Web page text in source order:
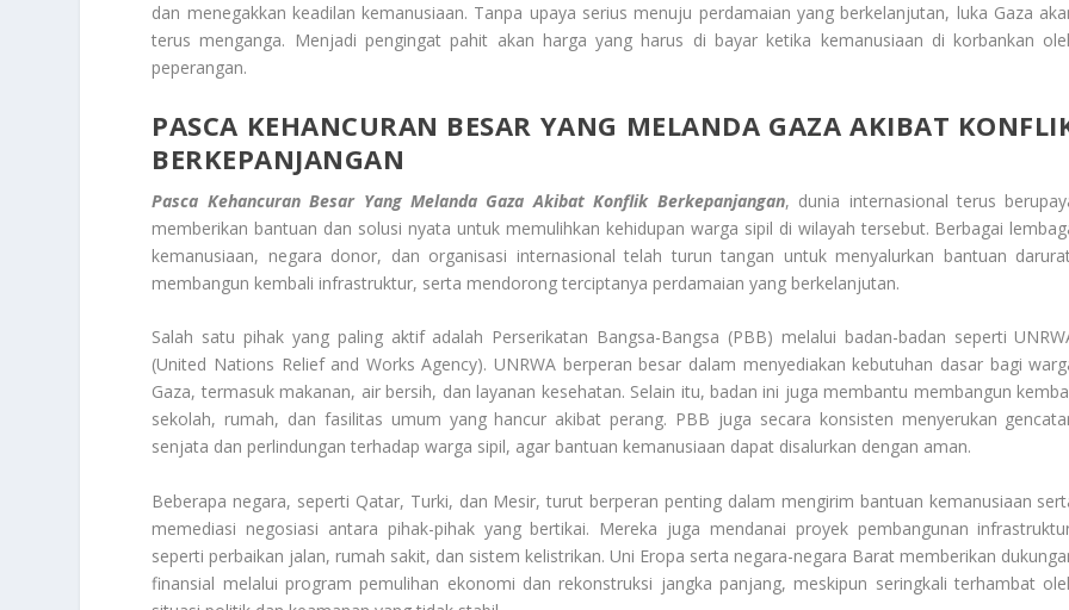
dan menegakkan keadilan kemanusiaan. Tanpa upaya serius menuju perdamaian yang berkelanjutan, luka Gaza
terus menganga. Menjadi pengingat pahit akan harga yang harus di bayar ketika kemanusiaan di korbankan
peperangan.
PASCA KEHANCURAN BESAR YANG MELANDA GAZA AKIBAT
BERKEPANJANGAN
Pasca Kehancuran Besar Yang Melanda Gaza Akibat Konflik Berkepanjangan, dunia internasional terus
memberikan bantuan dan solusi nyata untuk memulihkan kehidupan warga sipil di wilayah tersebut. Berbagai
kemanusiaan, negara donor, dan organisasi internasional telah turun tangan untuk menyalurkan bantuan
membangun kembali infrastruktur, serta mendorong terciptanya perdamaian yang berkelanjutan.
Salah satu pihak yang paling aktif adalah Perserikatan Bangsa-Bangsa (PBB) melalui badan-badan seperti
(United Nations Relief and Works Agency). UNRWA berperan besar dalam menyediakan kebutuhan dasar bagi
Gaza, termasuk makanan, air bersih, dan layanan kesehatan. Selain itu, badan ini juga membantu membangun
sekolah, rumah, dan fasilitas umum yang hancur akibat perang. PBB juga secara konsisten menyerukan
senjata dan perlindungan terhadap warga sipil, agar bantuan kemanusiaan dapat disalurkan dengan aman.
Beberapa negara, seperti Qatar, Turki, dan Mesir, turut berperan penting dalam mengirim bantuan kemanusiaan
memediasi negosiasi antara pihak-pihak yang bertikai. Mereka juga mendanai proyek pembangunan
seperti perbaikan jalan, rumah sakit, dan sistem kelistrikan. Uni Eropa serta negara-negara Barat memberikan
finansial melalui program pemulihan ekonomi dan rekonstruksi jangka panjang, meskipun seringkali terhambat